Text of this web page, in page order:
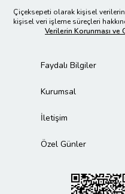
Çiçeksepeti olarak kişisel
kişisel veri işleme süreçleri
Verilerin Korunması ve
Faydalı Bilgiler
Kurumsal
İletişim
Özel Günler